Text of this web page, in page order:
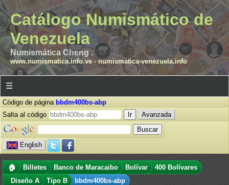
Catálogo Numismático de
Venezuela
Numismática Cheng .
www.numismatica.info.ve- numismatica-venezuela.info
☰
Código de página bbdm400bs-abp
Salta al código
Avanzada
English
🏠 Billetes Banco de Maracaibo Bolívar
400 Bolívares
Diseño A
Tipo B bbdm400bs-abp